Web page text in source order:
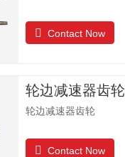
Contact Now
轮边减速器齿轮
轮边减速器齿轮
Contact Now